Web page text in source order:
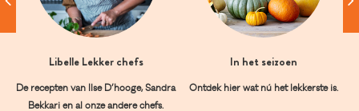
Libelle Lekker chefs
De recepten van Ilse D’hooge, Sandra
Bekkari en al onze andere chefs.
In het seizoen
Ontdek hier wat nú het lekkerste is.